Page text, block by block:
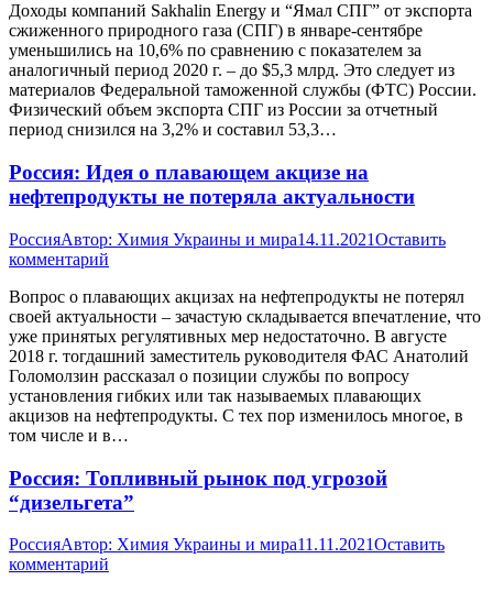
Доходы компаний Sakhalin Energy и “Ямал СПГ” от экспорта
сжиженного природного газа (СПГ) в январе-сентябре
уменьшились на 10,6% по сравнению с показателем за
аналогичный период 2020 г. – до $5,3 млрд. Это следует из
материалов Федеральной таможенной службы (ФТС) России.
Физический объем экспорта СПГ из России за отчетный
период снизился на 3,2% и составил 53,3…
Россия: Идея о плавающем акцизе на
нефтепродукты не потеряла актуальности
РоссияАвтор: Химия Украины и мира14.11.2021Оставить
комментарий
Вопрос о плавающих акцизах на нефтепродукты не потерял
своей актуальности – зачастую складывается впечатление, что
уже принятых регулятивных мер недостаточно. В августе
2018 г. тогдашний заместитель руководителя ФАС Анатолий
Голомолзин рассказал о позиции службы по вопросу
установления гибких или так называемых плавающих
акцизов на нефтепродукты. С тех пор изменилось многое, в
том числе и в…
Россия: Топливный рынок под угрозой
“дизельгета”
РоссияАвтор: Химия Украины и мира11.11.2021Оставить
комментарий